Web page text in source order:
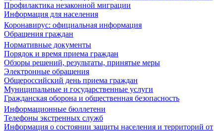
Профилактика незаконной миграции
Информация для населения
Коронавирус: официальная информация
Обращения граждан
Нормативные документы
Порядок и время приема граждан
Обзоры решений, результаты, принятые меры
Электронные обращения
Общероссийский день приема граждан
Муниципальные и государственные услуги
Гражданская оборона и общественная безопасность
Информационные бюллетени
Телефоны экстренных служб
Информация о состоянии защиты населения и территорий от